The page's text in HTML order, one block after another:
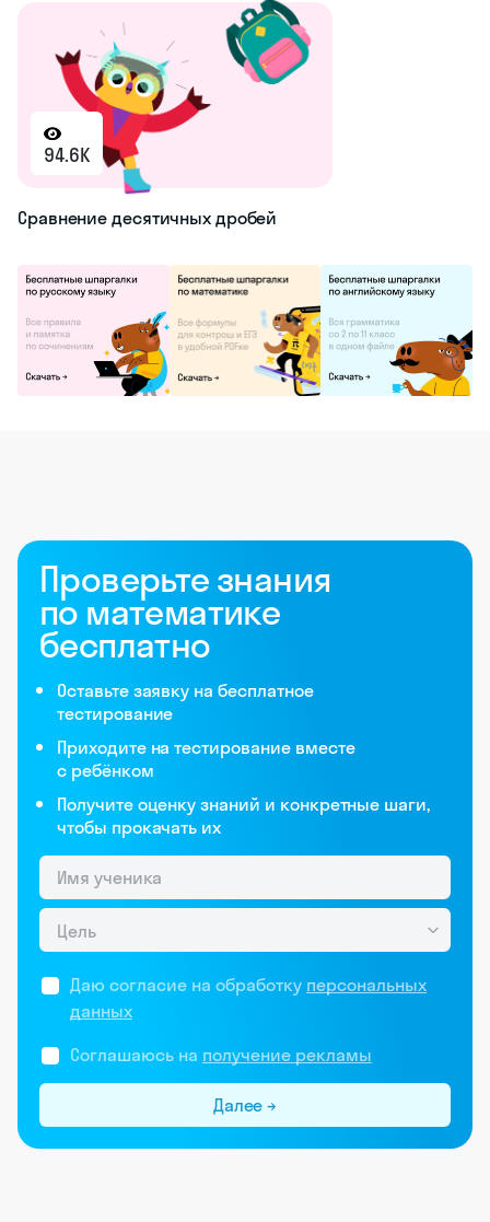
94.6K
Сравнение десятичных дробей
Проверьте знания
по математике
бесплатно
Оставьте заявку на бесплатное
тестирование
Приходите на тестирование вместе
с ребёнком
Получите оценку знаний и конкретные шаги,
чтобы прокачать их
Цель
Даю согласие на обработку персональных
данных
Соглашаюсь на получение рекламы
Далее →